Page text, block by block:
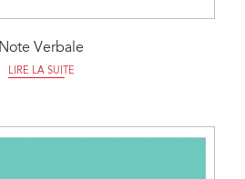
Note Verbale
LIRE LA SUITE